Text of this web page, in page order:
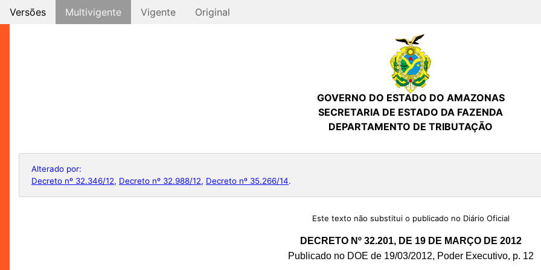
Versões Multivigente Vigente Original
GOVERNO DO ESTADO DO AMAZONAS
SECRETARIA DE ESTADO DA FAZENDA
DEPARTAMENTO DE TRIBUTAÇÃO
Alterado por:
Decreto nº 32.346/12, Decreto nº 32.988/12, Decreto nº 35.266/14.
Este texto não substitui o publicado no Diário Oficial
DECRETO Nº 32.201, DE 19 DE MARÇO DE 2012
Publicado no DOE de 19/03/2012, Poder Executivo, p. 12